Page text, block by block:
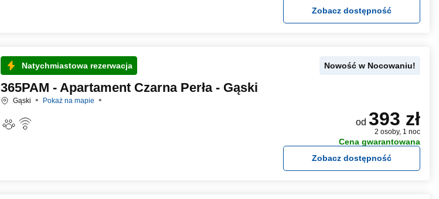
Zobacz dostępność
Natychmiastowa rezerwacja
365PAM - Apartament Czarna Perła - Gąski
Gąski Pokaż na mapie
Nowość w Nocowaniu!
od 393 zł
2 osoby, 1 noc
Cena gwarantowana
Zobacz dostępność